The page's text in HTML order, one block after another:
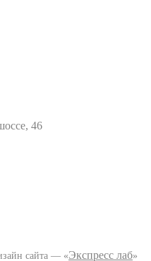
46
сайта — «Экспресс лаб»